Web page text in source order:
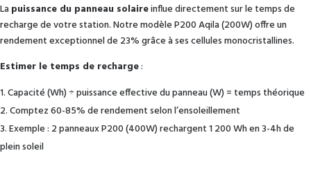
Lapuissance du panneau solaireinflue directement sur le temps de
recharge de votre station. Notre modèle P200 Aqila (200W) offre un
rendement exceptionnel de 23% grâce à ses cellules monocristallines.
Estimer le temps de recharge:
Capacité (Wh) ÷ puissance effective du panneau (W) = temps théorique
Comptez 60-85% de rendement selon l’ensoleillement
Exemple : 2 panneaux P200 (400W) rechargent 1 200 Wh en 3-4h de
plein soleil